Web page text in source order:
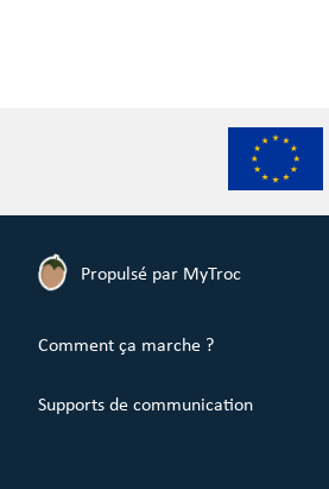
Propulsé par MyTroc
Comment ça marche ?
Supports de communication